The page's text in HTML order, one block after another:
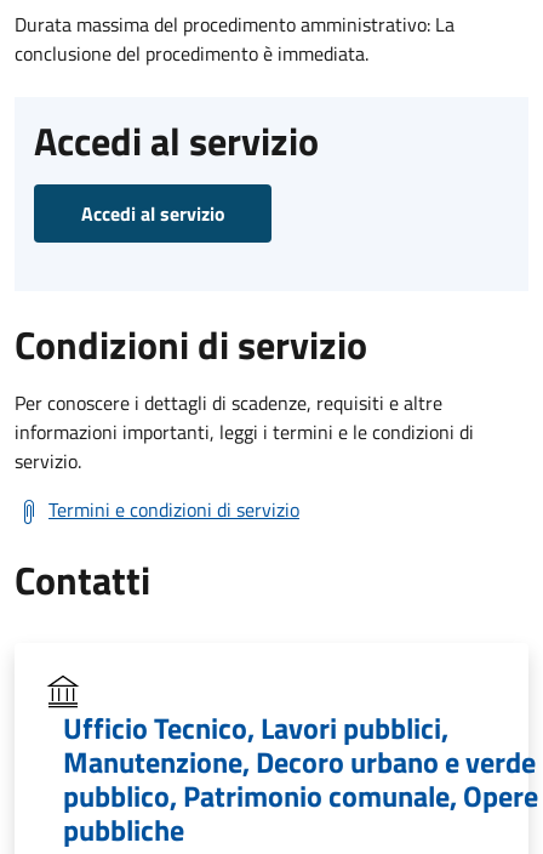
Durata massima del procedimento amministrativo: La
conclusione del procedimento è immediata.
Accedi al servizio
Accedi al servizio
Condizioni di servizio
Per conoscere i dettagli di scadenze, requisiti e altre
informazioni importanti, leggi i termini e le condizioni di
servizio.
Termini e condizioni di servizio
Contatti
Ufficio Tecnico, Lavori pubblici,
Manutenzione, Decoro urbano e verde
pubblico, Patrimonio comunale, Opere
pubbliche